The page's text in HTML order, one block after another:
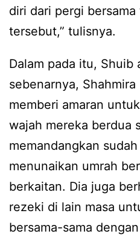
diri dari pergi
tersebut,” tulisnya.
Dalam pada itu, Shuib
sebenarnya,
memberi amaran
wajah mereka berdua
memandangkan
menunaikan umrah
berkaitan. Dia juga
rezeki di lain masa
bersama-sama